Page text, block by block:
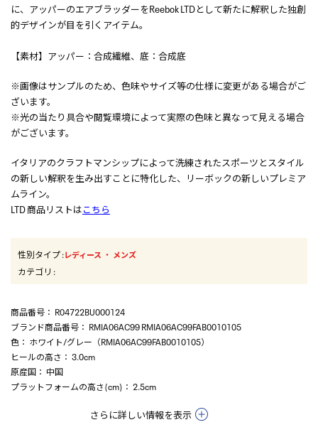
に、アッパーのエアブラッダーをReebok LTDとして新たに解釈した独創
的デザインが目を引くアイテム。
【素材】アッパー：合成繊維、底：合成底
※画像はサンプルのため、色味やサイズ等の仕様に変更がある場合がご
ざいます。
※光の当たり具合や閲覧環境によって実際の色味と異なって見える場合
がございます。
イタリアのクラフトマンシップによって洗練されたスポーツとスタイル
の新しい解釈を生み出すことに特化した、リーボックの新しいプレミア
ムライン。
LTD 商品リストはこちら
性別タイプ:レディース ・ メンズ
カテゴリ :
商品番号 ： R04722BU000124
ブランド商品番号 ： RMIA06AC99 RMIA06AC99FAB0010105
色 ： ホワイト/グレー（RMIA06AC99FAB0010105）
ヒールの高さ ： 3.0cm
原産国 ： 中国
プラットフォームの高さ(cm) ： 2.5cm
さらに詳しい情報を表示